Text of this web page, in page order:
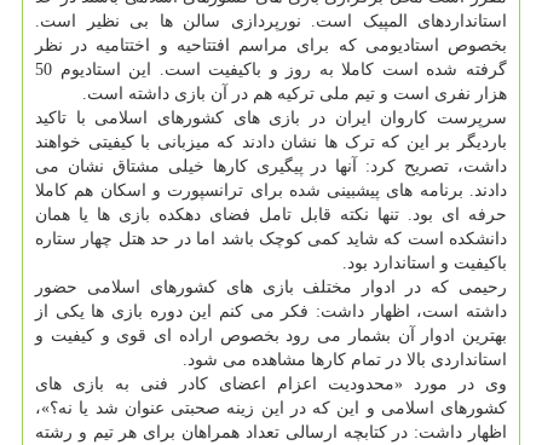
استانداردهای المپیک است. نورپردازی سالن ها بی نظیر است.
بخصوص استادیومی که برای مراسم افتتاحیه و اختتامیه در نظر
گرفته شده است کاملا به روز و باکیفیت است. این استادیوم 50
هزار نفری است و تیم ملی ترکیه هم در آن بازی داشته است.
سرپرست کاروان ایران در بازی های کشورهای اسلامی با تاکید
باردیگر بر این که ترک ها نشان دادند که میزبانی با کیفیتی خواهند
داشت، تصریح کرد: آنها در پیگیری کارها خیلی مشتاق نشان می
دادند. برنامه های پیشبینی شده برای ترانسپورت و اسکان هم کاملا
حرفه ای بود. تنها نکته قابل تامل فضای دهکده بازی ها یا همان
دانشکده است که شاید کمی کوچک باشد اما در حد هتل چهار ستاره
باکیفیت و استاندارد بود.
رحیمی که در ادوار مختلف بازی های کشورهای اسلامی حضور
داشته است، اظهار داشت: فکر می کنم این دوره بازی ها یکی از
بهترین ادوار آن بشمار می رود بخصوص اراده ای قوی و کیفیت و
استانداردی بالا در تمام کارها مشاهده می شود.
وی در مورد «محدودیت اعزام اعضای کادر فنی به بازی های
کشورهای اسلامی و این که در این زینه صحبتی عنوان شد یا نه؟»،
اظهار داشت: در کتابچه ارسالی تعداد همراهان برای هر تیم و رشته